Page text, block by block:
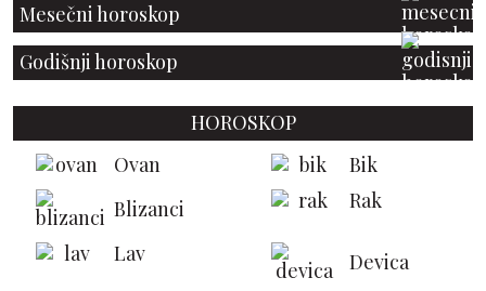
Mesečni horoskop
Godišnji horoskop
HOROSKOP
Ovan
Bik
Blizanci
Rak
Lav
Devica